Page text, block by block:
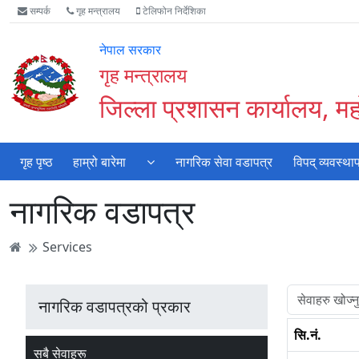
Accessibility
Mode
गर्नुहोस्
मुख्य
सामाग्री
मुख्य
नेभिगेसन
वेबसाइट
खोजमा
सम्पर्क गृह मन्त्रालय टेलिफोन निर्देशिका
नेपाल सरकार
गृह मन्त्रालय
जिल्ला प्रशासन कार्यालय,
गृह पृष्ठ हाम्रो बारेमा नागरिक सेवा वडापत्र विपद्
नागरिक वडापत्र
Services
नागरिक वडापत्रको प्रकार
सबै सेवाहरू
सि.नं.